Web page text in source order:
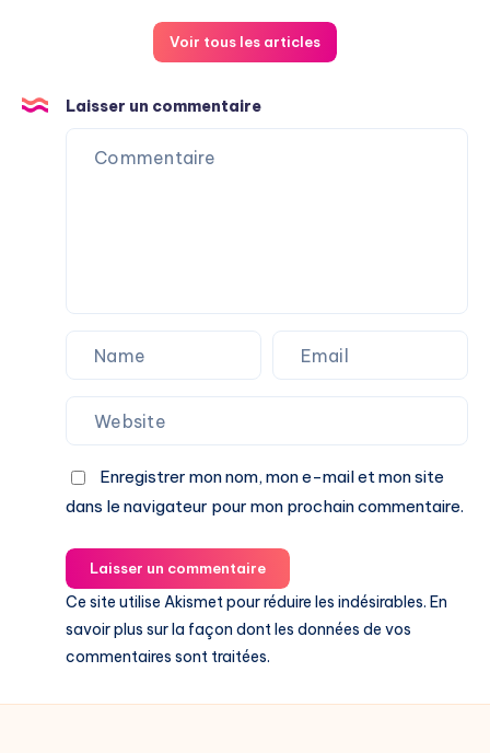
Voir tous les articles
Laisser un commentaire
Enregistrer mon nom, mon e-mail et mon site
dans le navigateur pour mon prochain commentaire.
Laisser un commentaire
Ce site utilise Akismet pour réduire les indésirables. En
savoir plus sur la façon dont les données de vos
commentaires sont traitées.